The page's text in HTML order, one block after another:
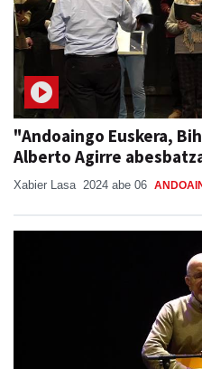
"Andoaingo Euskera,
Alberto Agirre
Xabier Lasa 2024 abe 06